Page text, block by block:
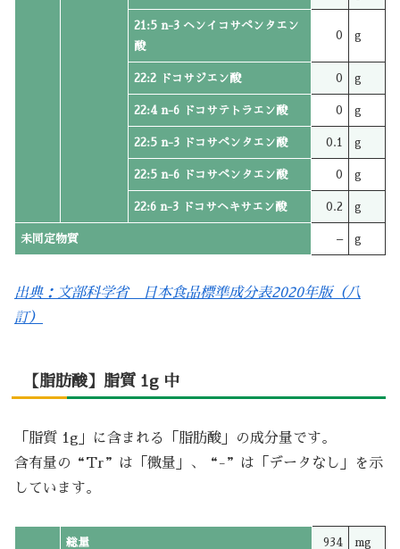
21:5 n-3 ヘンイコサペンタエン
酸
0 g
22:2 ドコサジエン酸 0 g
22:4 n-6 ドコサテトラエン酸 0 g
22:5 n-3 ドコサペンタエン酸 0.1 g
22:5 n-6 ドコサペンタエン酸 0 g
22:6 n-3 ドコサヘキサエン酸 0.2 g
未同定物質 – g
出典：文部科学省 日本食品標準成分表2020年版（八
訂）
【脂肪酸】脂質 1g 中
「脂質 1g」に含まれる「脂肪酸」の成分量です。
含有量の“Tr”は「微量」、“-”は「データなし」を示
しています。
総量 934 mg